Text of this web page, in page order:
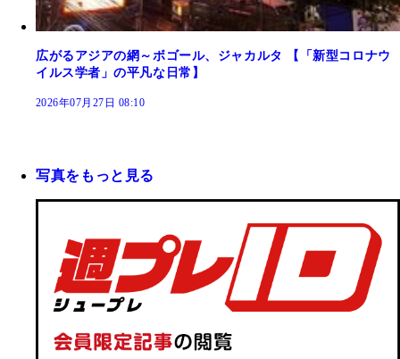
広がるアジアの網～ボゴール、ジャカルタ 【「新型コロナウ
イルス学者」の平凡な日常】
2026年07月27日 08:10
写真をもっと見る